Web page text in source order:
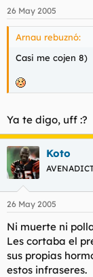
26 May 2005
Arnau rebuznó:
Casi me cojen 8)
Ya te digo, uff :?
Koto
26 May 2005
Ni muerte ni
Les cortaba el
sus propias
estos infraseres.